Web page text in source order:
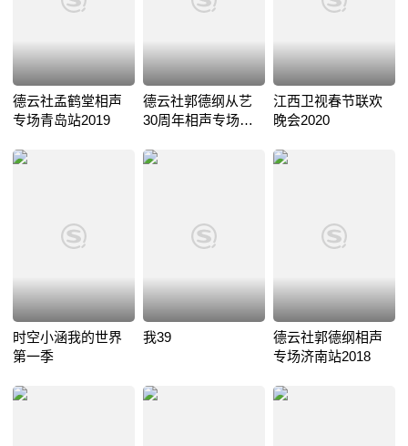
德云社孟鹤堂相声
专场青岛站2019
德云社郭德纲从艺
30周年相声专场青
江西卫视春节联欢
晚会2020
时空小涵我的世界
第一季
我39
德云社郭德纲相声
专场济南站2018